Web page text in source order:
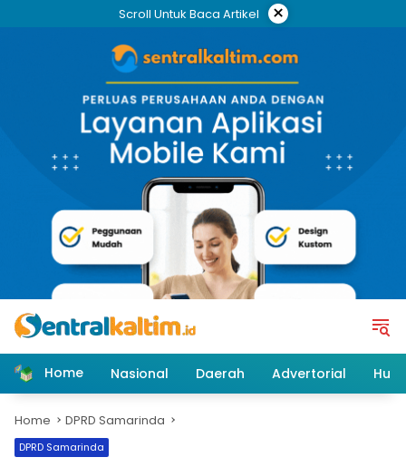
Scroll Untuk Baca Artikel ×
Home Nasional Daerah Advertorial
Home DPRD Samarinda
DPRD Samarinda